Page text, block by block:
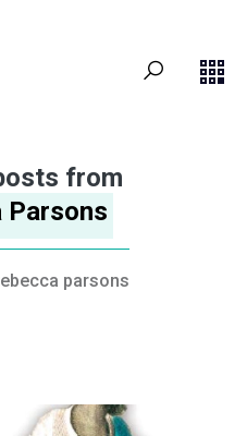
from
Parsons
parsons